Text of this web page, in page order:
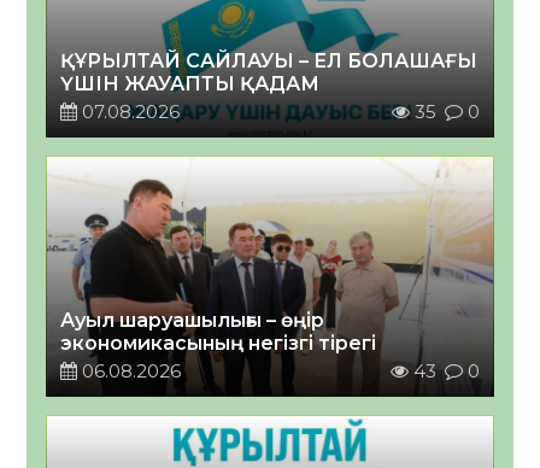
ҚҰРЫЛТАЙ САЙЛАУЫ – ЕЛ БОЛАШАҒЫ
ҮШІН ЖАУАПТЫ ҚАДАМ
07.08.2026
35 0
Ауыл шаруашылығы – өңір
экономикасының негізгі тірегі
06.08.2026
43 0